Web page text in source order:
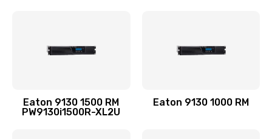
Eaton 9130 1500 RM
PW9130i1500R-XL2U
Eaton 9130 1000 RM